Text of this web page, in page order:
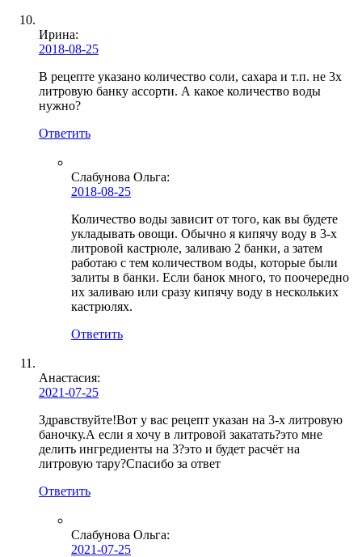
Ирина:
2018-08-25
В рецепте указано количество соли, сахара и т.п. не 3х
литровую банку ассорти. А какое количество воды
нужно?
Ответить
Слабунова Ольга:
2018-08-25
Количество воды зависит от того, как вы будете
укладывать овощи. Обычно я кипячу воду в 3-х
литровой кастрюле, заливаю 2 банки, а затем
работаю с тем количеством воды, которые были
залиты в банки. Если банок много, то поочередно
их заливаю или сразу кипячу воду в нескольких
кастрюлях.
Ответить
Анастасия:
2021-07-25
Здравствуйте!Вот у вас рецепт указан на 3-х литровую
баночку.А если я хочу в литровой закатать?это мне
делить ингредиенты на 3?это и будет расчёт на
литровую тару?Спасибо за ответ
Ответить
Слабунова Ольга:
2021-07-25